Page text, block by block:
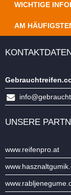
WICHTIGE
AM
KONTAKTDATEN
UNSERE
www.reifenpro.at